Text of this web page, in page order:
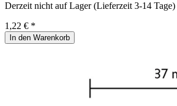
Derzeit nicht auf Lager (Lieferzeit 3-14 Tage)
1,22 € *
In den Warenkorb